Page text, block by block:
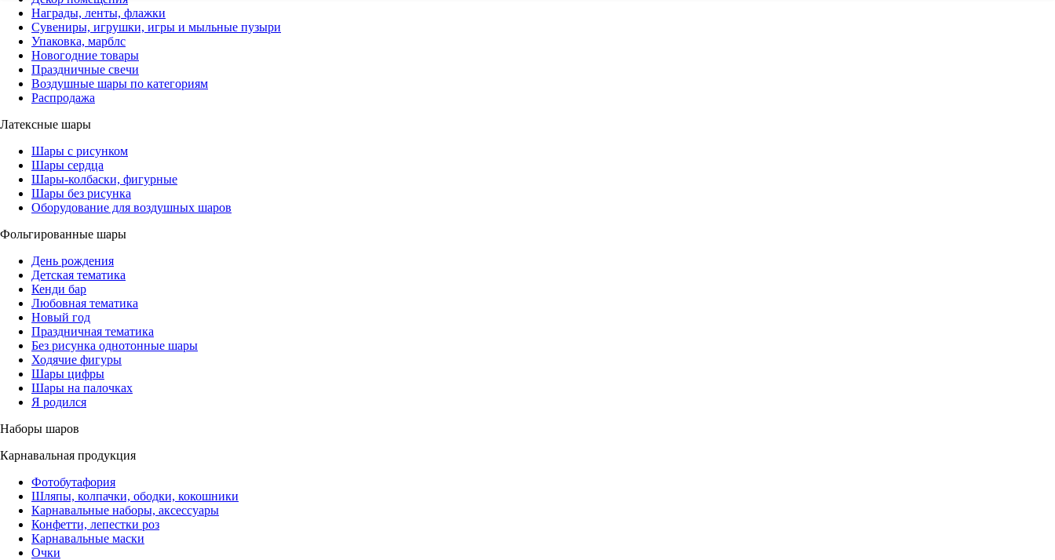
Награды, ленты, флажки
Сувениры, игрушки, игры и мыльные пузыри
Упаковка, марблс
Новогодние товары
Праздничные свечи
Воздушные шары по категориям
Распродажа
Латексные шары
Шары с рисунком
Шары сердца
Шары-колбаски, фигурные
Шары без рисунка
Оборудование для воздушных шаров
Фольгированные шары
День рождения
Детская тематика
Кенди бар
Любовная тематика
Новый год
Праздничная тематика
Без рисунка однотонные шары
Ходячие фигуры
Шары цифры
Шары на палочках
Я родился
Наборы шаров
Карнавальная продукция
Фотобутафория
Шляпы, колпачки, ободки, кокошники
Карнавальные наборы, аксессуары
Конфетти, лепестки роз
Карнавальные маски
Очки